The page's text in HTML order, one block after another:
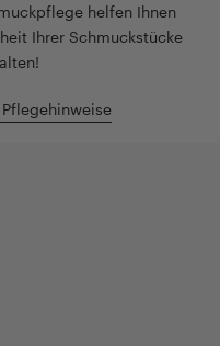
helfen Ihnen
Ihrer Schmuckstücke